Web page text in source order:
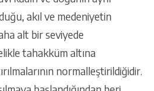
akıl ve medeniyetin
alt bir seviyede
tahakküm altına
normalleştirildiğidir.